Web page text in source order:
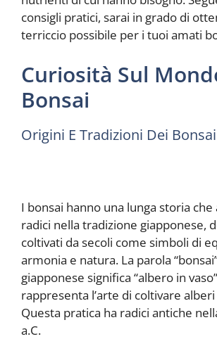
consigli pratici, sarai in grado di
terriccio possibile per i tuoi amati
Curiosità Sul
Bonsai
Origini E Tradizioni Dei Bonsai
I bonsai hanno una lunga storia che
radici nella tradizione giapponese,
coltivati da secoli come simboli di
armonia e natura. La parola
giapponese significa “albero in
rappresenta l’arte di coltivare
Questa pratica ha radici antiche
a.C.